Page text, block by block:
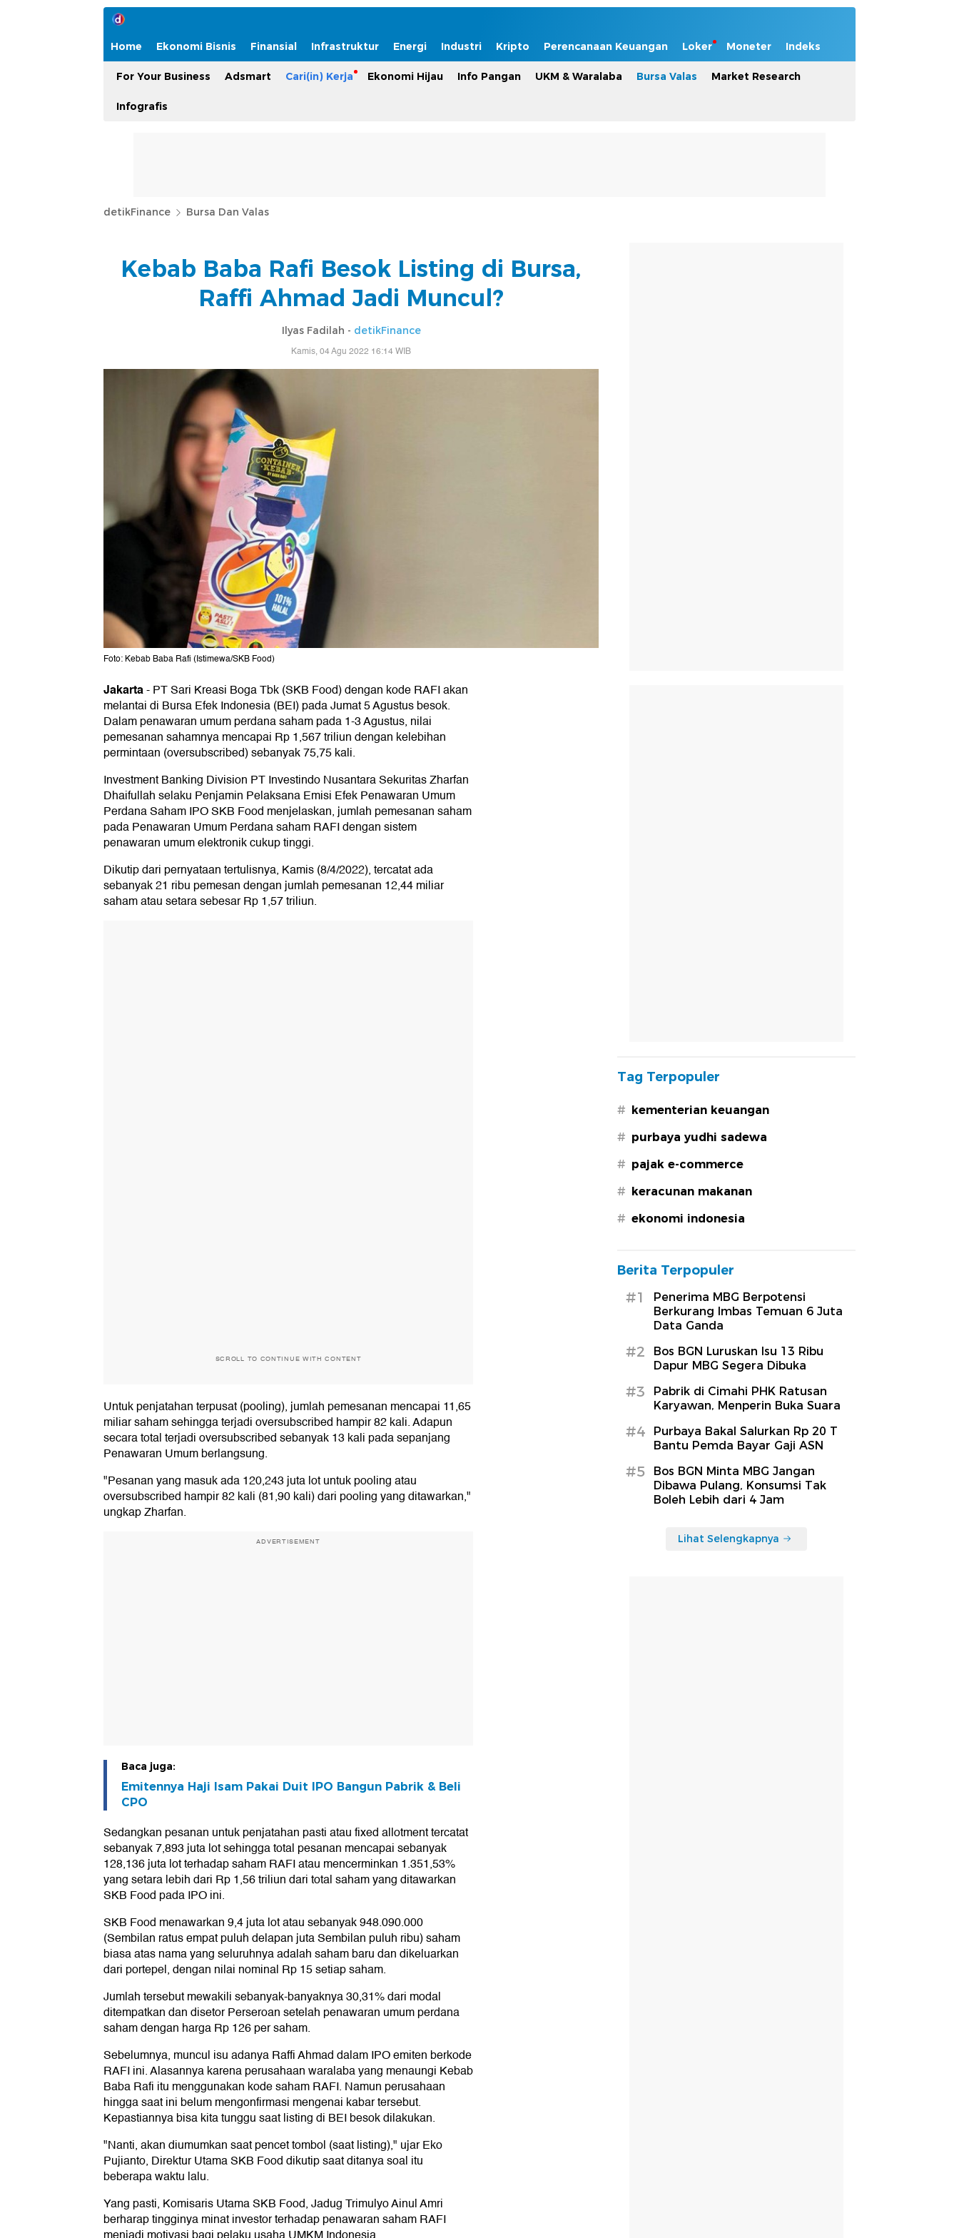
Home Ekonomi Bisnis Finansial Infrastruktur Energi Industri Kripto Perencanaan Keuangan Loker Moneter Indeks
For Your Business Adsmart Cari(in) Kerja Ekonomi Hijau Info Pangan UKM & Waralaba Bursa Valas Market Research
Infografis
detikFinance Bursa Dan Valas
Kebab Baba Rafi Besok Listing di Bursa,
Raffi Ahmad Jadi Muncul?
Ilyas Fadilah - detikFinance
Kamis, 04 Agu 2022 16:14 WIB
Foto: Kebab Baba Rafi (Istimewa/SKB Food)
Jakarta-PT Sari Kreasi Boga Tbk (SKB Food) dengan kode RAFI akan
melantai di Bursa Efek Indonesia (BEI) pada Jumat 5 Agustus besok.
Dalam penawaran umum perdana saham pada 1-3 Agustus, nilai
pemesanan sahamnya mencapai Rp 1,567 triliun dengan kelebihan
permintaan (oversubscribed) sebanyak 75,75 kali.
Investment Banking Division PT Investindo Nusantara Sekuritas Zharfan
Dhaifullah selaku Penjamin Pelaksana Emisi Efek Penawaran Umum
Perdana Saham IPO SKB Food menjelaskan, jumlah pemesanan saham
pada Penawaran Umum Perdana saham RAFI dengan sistem
penawaran umum elektronik cukup tinggi.
Dikutip dari pernyataan tertulisnya, Kamis (8/4/2022), tercatat ada
sebanyak 21 ribu pemesan dengan jumlah pemesanan 12,44 miliar
saham atau setara sebesar Rp 1,57 triliun.
SCROLL TO CONTINUE WITH CONTENT
Untuk penjatahan terpusat (pooling), jumlah pemesanan mencapai 11,65
miliar saham sehingga terjadi oversubscribed hampir 82 kali. Adapun
secara total terjadi oversubscribed sebanyak 13 kali pada sepanjang
Penawaran Umum berlangsung.
"Pesanan yang masuk ada 120,243 juta lot untuk pooling atau
oversubscribed hampir 82 kali (81,90 kali) dari pooling yang ditawarkan,"
ungkap Zharfan.
ADVERTISEMENT
Baca juga:
Emitennya Haji Isam Pakai Duit IPO Bangun Pabrik & Beli
CPO
Sedangkan pesanan untuk penjatahan pasti atau fixed allotment tercatat
sebanyak 7,893 juta lot sehingga total pesanan mencapai sebanyak
128,136 juta lot terhadap saham RAFI atau mencerminkan 1.351,53%
yang setara lebih dari Rp 1,56 triliun dari total saham yang ditawarkan
SKB Food pada IPO ini.
SKB Food menawarkan 9,4 juta lot atau sebanyak 948.090.000
(Sembilan ratus empat puluh delapan juta Sembilan puluh ribu) saham
biasa atas nama yang seluruhnya adalah saham baru dan dikeluarkan
dari portepel, dengan nilai nominal Rp 15 setiap saham.
Jumlah tersebut mewakili sebanyak-banyaknya 30,31% dari modal
ditempatkan dan disetor Perseroan setelah penawaran umum perdana
saham dengan harga Rp 126 per saham.
Sebelumnya, muncul isu adanya Raffi Ahmad dalam IPO emiten berkode
RAFI ini. Alasannya karena perusahaan waralaba yang menaungi Kebab
Baba Rafi itu menggunakan kode saham RAFI. Namun perusahaan
hingga saat ini belum mengonfirmasi mengenai kabar tersebut.
Kepastiannya bisa kita tunggu saat listing di BEI besok dilakukan.
"Nanti, akan diumumkan saat pencet tombol (saat listing)," ujar Eko
Pujianto, Direktur Utama SKB Food dikutip saat ditanya soal itu
beberapa waktu lalu.
Yang pasti, Komisaris Utama SKB Food, Jadug Trimulyo Ainul Amri
berharap tingginya minat investor terhadap penawaran saham RAFI
Tag Terpopuler
# kementerian keuangan
# purbaya yudhi sadewa
# pajak e-commerce
# keracunan makanan
# ekonomi indonesia
Berita Terpopuler
#1
Penerima MBG Berpotensi
Berkurang Imbas Temuan 6 Juta
Data Ganda
#2
Bos BGN Luruskan Isu 13 Ribu
Dapur MBG Segera Dibuka
#3
Pabrik di Cimahi PHK Ratusan
Karyawan, Menperin Buka Suara
#4
Purbaya Bakal Salurkan Rp 20 T
Bantu Pemda Bayar Gaji ASN
#5
Bos BGN Minta MBG Jangan
Dibawa Pulang, Konsumsi Tak
Boleh Lebih dari 4 Jam
Lihat Selengkapnya